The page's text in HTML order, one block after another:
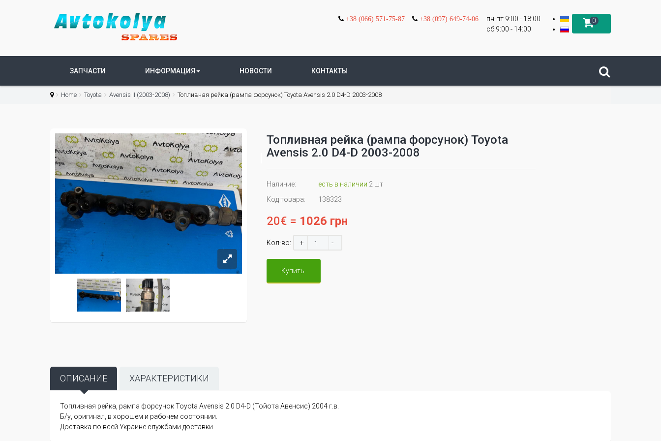
+38 (066) 571-75-87 +38 (097) 649-74-06
пн-пт 9:00 - 18:00
сб 9:00 - 14:00
0
ЗАПЧАСТИ ИНФОРМАЦИЯ НОВОСТИ КОНТАКТЫ
Home Toyota Avensis II (2003-2008) Топливная рейка (рампа форсунок) Toyota Avensis 2.0 D4-D 2003-2008
Топливная рейка (рампа форсунок) Toyota
Avensis 2.0 D4-D 2003-2008
Наличие: есть в наличии 2 шт
Код товара:
138323
20€ = 1026 грн
Кол-во: + -
Купить
ОПИСАНИЕ ХАРАКТЕРИСТИКИ
Топливная рейка, рампа форсунок Toyota Avensis 2.0 D4-D (Тойота Авенсис) 2004 г.в.
Б/у, оригинал, в хорошем и рабочем состоянии.
Доставка по всей Украине службами доставки